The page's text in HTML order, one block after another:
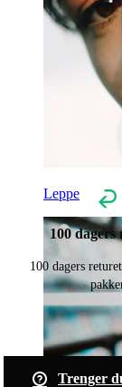
Leppe
100
100 dagers
Trenger